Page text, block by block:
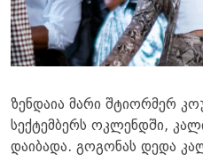
ზენდაია მარი შტიორმერ
სექტემბერს ოკლენდში,
დაიბადა. გოგონას დედა